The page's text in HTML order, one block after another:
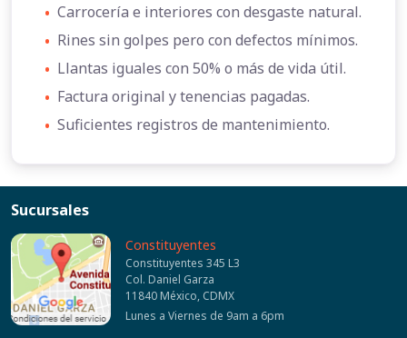
• Carrocería e interiores con desgaste natural.
• Rines sin golpes pero con defectos mínimos.
• Llantas iguales con 50% o más de vida útil.
• Factura original y tenencias pagadas.
• Suficientes registros de mantenimiento.
Sucursales
Constituyentes
Constituyentes 345 L3
Col. Daniel Garza
11840 México, CDMX
Lunes a Viernes de 9am a 6pm